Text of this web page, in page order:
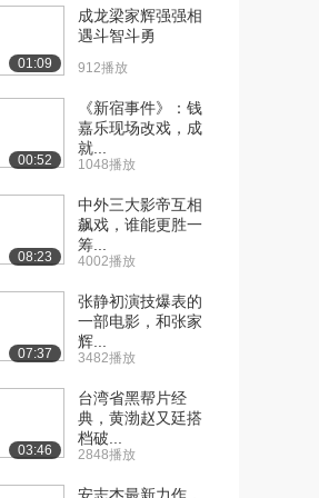
01:09
成龙梁家辉强强相
遇斗智斗勇
912播放
00:52
《新宿事件》：钱
嘉乐现场改戏，成
就...
1048播放
08:23
中外三大影帝互相
飙戏，谁能更胜一
筹...
4002播放
07:37
张静初演技爆表的
一部电影，和张家
辉...
3482播放
03:46
台湾省黑帮片经
典，黄渤赵又廷搭
档破...
2848播放